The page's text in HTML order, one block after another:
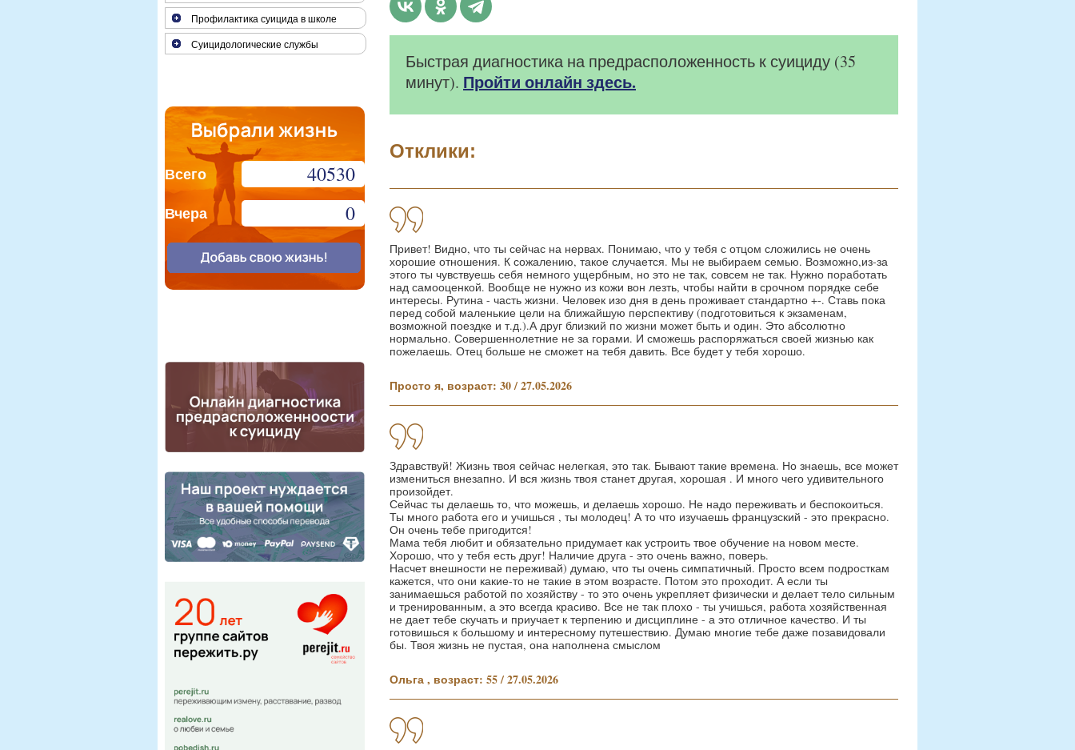
Быстрая диагностика на предрасположенность к суициду (35
минут). Пройти онлайн здесь.
Отклики:
Привет! Видно, что ты сейчас на нервах. Понимаю, что у тебя с отцом сложились не очень
хорошие отношения. К сожалению, такое случается. Мы не выбираем семью. Возможно,из-за
этого ты чувствуешь себя немного ущербным, но это не так, совсем не так. Нужно поработать
над самооценкой. Вообще не нужно из кожи вон лезть, чтобы найти в срочном порядке себе
интересы. Рутина - часть жизни. Человек изо дня в день проживает стандартно +-. Ставь пока
перед собой маленькие цели на ближайшую перспективу (подготовиться к экзаменам,
возможной поездке и т.д.).А друг близкий по жизни может быть и один. Это абсолютно
нормально. Совершеннолетние не за горами. И сможешь распоряжаться своей жизнью как
пожелаешь. Отец больше не сможет на тебя давить. Все будет у тебя хорошо.
Просто я, возраст: 30 / 27.05.2026
Здравствуй! Жизнь твоя сейчас нелегкая, это так. Бывают такие времена. Но знаешь, все может
измениться внезапно. И вся жизнь твоя станет другая, хорошая . И много чего удивительного
произойдет.
Сейчас ты делаешь то, что можешь, и делаешь хорошо. Не надо переживать и беспокоиться.
Ты много работа его и учишься , ты молодец! А то что изучаешь французский - это прекрасно.
Он очень тебе пригодится!
Мама тебя любит и обязательно придумает как устроить твое обучение на новом месте.
Хорошо, что у тебя есть друг! Наличие друга - это очень важно, поверь.
Насчет внешности не переживай) думаю, что ты очень симпатичный. Просто всем подросткам
кажется, что они какие-то не такие в этом возрасте. Потом это проходит. А если ты
занимаешься работой по хозяйству - то это очень укрепляет физически и делает тело сильным
и тренированным, а это всегда красиво. Все не так плохо - ты учишься, работа хозяйственная
не дает тебе скучать и приучает к терпению и дисциплине - а это отличное качество. И ты
готовишься к большому и интересному путешествию. Думаю многие тебе даже позавидовали
бы. Твоя жизнь не пустая, она наполнена смыслом
Ольга , возраст: 55 / 27.05.2026
Профилактика суицида в школе
Суицидологические службы
Всего 40530
Вчера 0